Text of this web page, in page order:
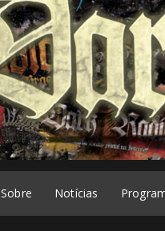
Sobre Notícias